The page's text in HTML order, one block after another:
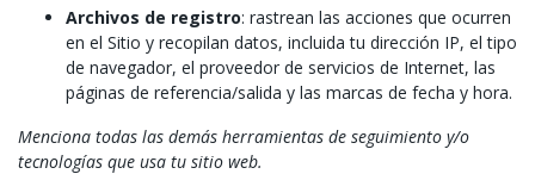
Archivos de registro: rastrean las acciones que ocurren
en el Sitio y recopilan datos, incluida tu dirección IP, el tipo
de navegador, el proveedor de servicios de Internet, las
páginas de referencia/salida y las marcas de fecha y hora.
Menciona todas las demás herramientas de seguimiento y/o
tecnologías que usa tu sitio web.